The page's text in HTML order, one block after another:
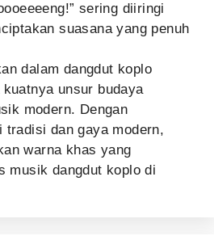
sering diiringi
suasana yang penuh
dalam dangdut koplo
unsur budaya
modern. Dengan
tradisi dan gaya modern,
warna khas yang
musik dangdut koplo di